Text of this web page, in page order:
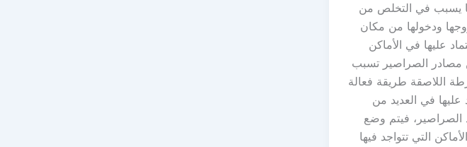
يسبب في التخلص من
ودخولها من مكان
عليها في الأماكن
مصادر الصراصير تسبب
اللاصقة طريقة فعالة
عليها في العديد من
فيتم وضع
التي تتواجد فيها